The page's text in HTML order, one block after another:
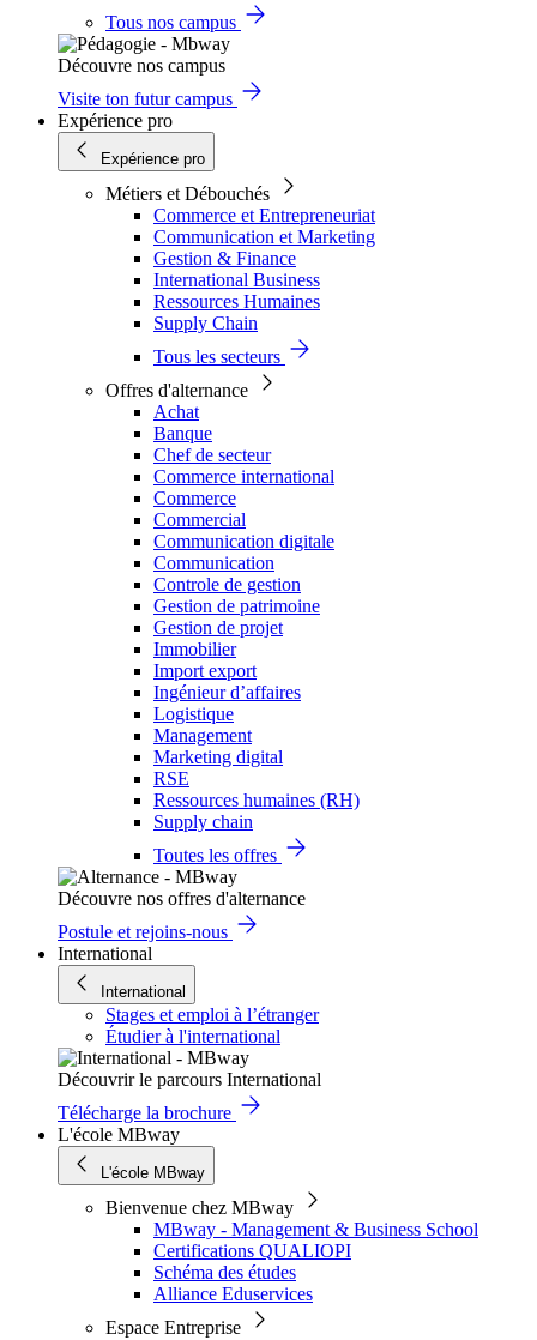
Tous nos campus
Découvre nos campus
Visite ton futur campus
Expérience pro
Expérience pro
Métiers et Débouchés
Commerce et Entrepreneuriat
Communication et Marketing
Gestion & Finance
International Business
Ressources Humaines
Supply Chain
Tous les secteurs
Offres d'alternance
Achat
Banque
Chef de secteur
Commerce international
Commerce
Commercial
Communication digitale
Communication
Controle de gestion
Gestion de patrimoine
Gestion de projet
Immobilier
Import export
Ingénieur d’affaires
Logistique
Management
Marketing digital
RSE
Ressources humaines (RH)
Supply chain
Toutes les offres
Découvre nos offres d'alternance
Postule et rejoins-nous
International
International
Stages et emploi à l’étranger
Étudier à l'international
Découvrir le parcours International
Télécharge la brochure
L'école MBway
L'école MBway
Bienvenue chez MBway
MBway - Management & Business School
Certifications QUALIOPI
Schéma des études
Alliance Eduservices
Espace Entreprise